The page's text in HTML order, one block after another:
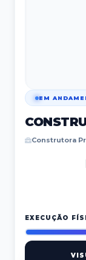
EM
Construtora
EXECUÇÃO